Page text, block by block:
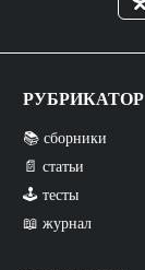
РУБРИКАТОР
📚 сборники
📄 статьи
🕹️ тесты
📖 журнал